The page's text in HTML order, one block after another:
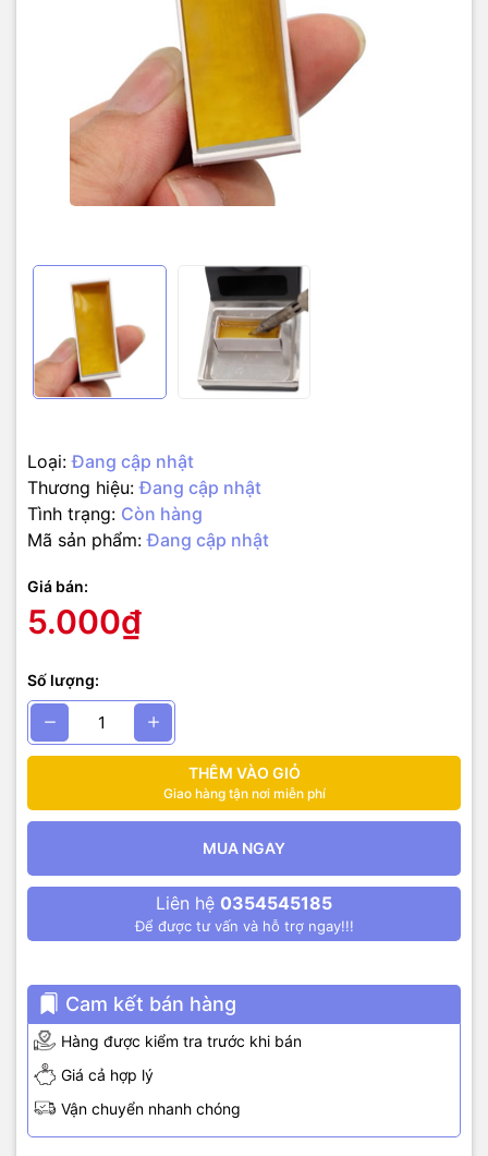
Loại: Đang cập nhật
Thương hiệu: Đang cập nhật
Tình trạng: Còn hàng
Mã sản phẩm: Đang cập nhật
Giá bán:
5.000₫
Số lượng:
THÊM VÀO GIỎ
Giao hàng tận nơi miễn phí
MUA NGAY
Liên hệ 0354545185
Để được tư vấn và hỗ trợ ngay!!!
Cam kết bán hàng
Hàng được kiểm tra trước khi bán
Giá cả hợp lý
Vận chuyển nhanh chóng